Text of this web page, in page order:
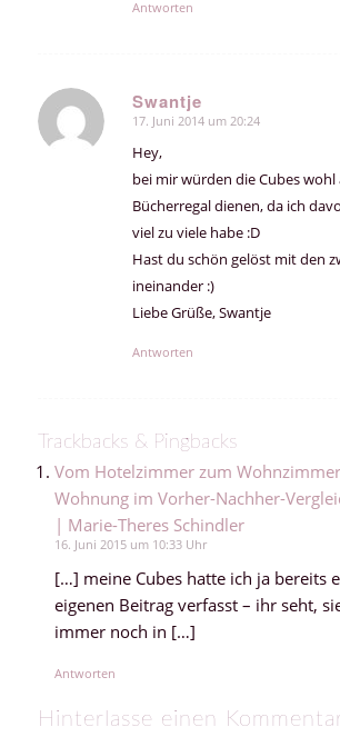
Antworten
Swantje
sagte:
17. Juni 2014 um 20:24
Hey,
bei mir würden die Cubes wohl
Bücherregal dienen, da ich
viel zu viele habe :D
Hast du schön gelöst mit den
ineinander :)
Liebe Grüße, Swantje
Antworten
Trackbacks & Pingbacks
Vom Hotelzimmer zum
Wohnung im Vorher-Nachher-
| Marie-Theres Schindler
16. Juni 2015 um 10:33 Uhr
[…] meine Cubes hatte ich ja bereits
eigenen Beitrag verfasst – ihr seht,
immer noch in […]
Antworten
Hinterlasse einen